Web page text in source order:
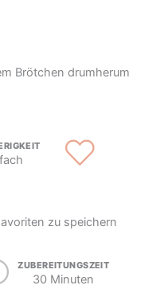
Brötchen drumherum
zu speichern
ZUBEREITUNGSZEIT
30 Minuten